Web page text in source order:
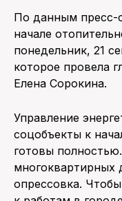
По данным пресс-
начале
понедельник, 21
которое провела
Елена Сорокина.
Управление
соцобъекты к
готовы
многоквартирных
опрессовка.